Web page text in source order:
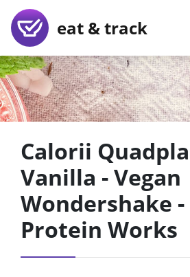
eat & track
Calorii
Vanilla - Vegan
Wondershake -
Protein Works